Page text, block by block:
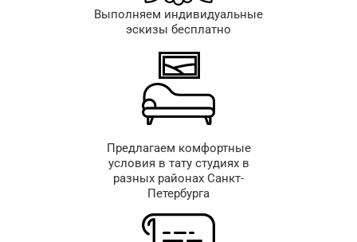
Выполняем индивидуальные
эскизы бесплатно
Предлагаем комфортные
условия в тату студиях в
разных районах Санкт-
Петербурга